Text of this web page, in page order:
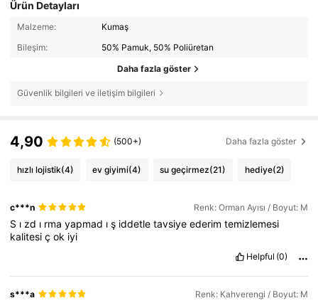
Ürün Detayları
Malzeme:
Kumaş
Bileşim:
50% Pamuk, 50% Poliüretan
Daha fazla göster
Güvenlik bilgileri ve iletişim bilgileri
4,90 (500+) Daha fazla göster
hızlı lojistik(4) ev giyimi(4) su geçirmez(21) hediye(2)
c***n Renk: Orman Ayısı / Boyut: M
S ı zd ı rmayapmad ı ş iddetletavsiyeederimtemizlemesi
kalitesiçok iyi
Helpful (0)
s***a Renk: Kahverengi / Boyut: M